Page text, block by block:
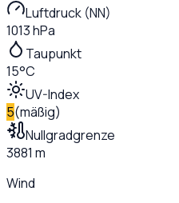
Luftdruck (NN)
1013 hPa
Taupunkt
15°C
UV-Index
5(mäßig)
Nullgradgrenze
3881 m
Wind